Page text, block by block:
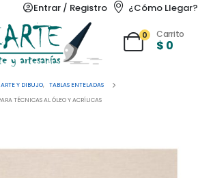
Entrar / Registro ¿Cómo Llegar?
0 Carrito
$ 0
ARTE Y DIBUJO, TABLAS ENTELADAS
TÉCNICAS AL ÓLEO Y ACRÍLICAS